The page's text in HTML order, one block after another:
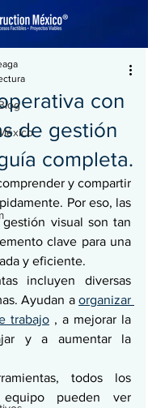
con
de gestión
completa.
y compartir
Por eso, las
visual son tan
clave para una
y eficiente.
incluyen diversas
Ayudan a organizar
trabajo , a mejorar la
y a aumentar la
todos los
pueden ver